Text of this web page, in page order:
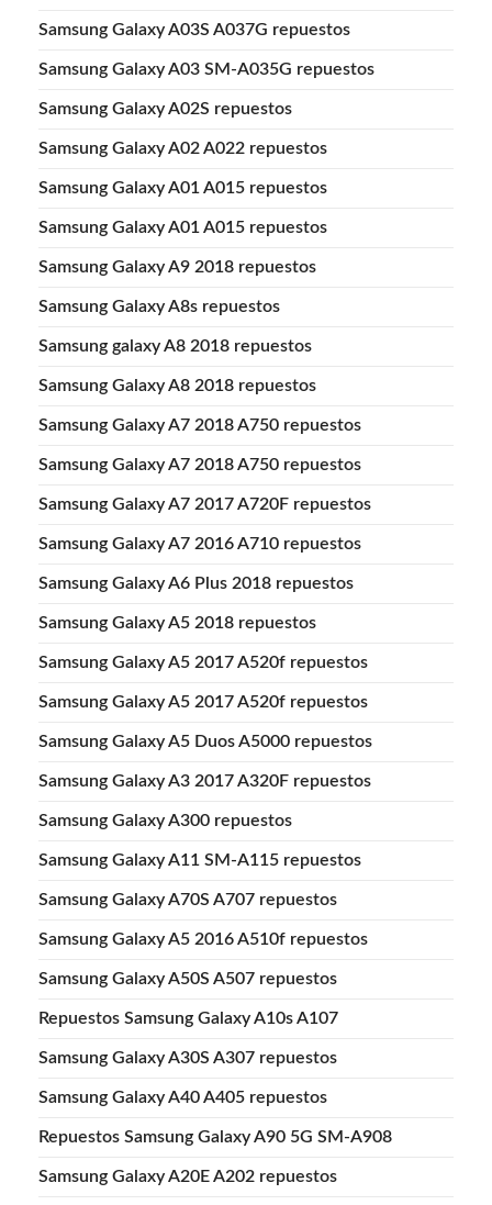
Samsung Galaxy A03S A037G repuestos
Samsung Galaxy A03 SM-A035G repuestos
Samsung Galaxy A02S repuestos
Samsung Galaxy A02 A022 repuestos
Samsung Galaxy A01 A015 repuestos
Samsung Galaxy A01 A015 repuestos
Samsung Galaxy A9 2018 repuestos
Samsung Galaxy A8s repuestos
Samsung galaxy A8 2018 repuestos
Samsung Galaxy A8 2018 repuestos
Samsung Galaxy A7 2018 A750 repuestos
Samsung Galaxy A7 2018 A750 repuestos
Samsung Galaxy A7 2017 A720F repuestos
Samsung Galaxy A7 2016 A710 repuestos
Samsung Galaxy A6 Plus 2018 repuestos
Samsung Galaxy A5 2018 repuestos
Samsung Galaxy A5 2017 A520f repuestos
Samsung Galaxy A5 2017 A520f repuestos
Samsung Galaxy A5 Duos A5000 repuestos
Samsung Galaxy A3 2017 A320F repuestos
Samsung Galaxy A300 repuestos
Samsung Galaxy A11 SM-A115 repuestos
Samsung Galaxy A70S A707 repuestos
Samsung Galaxy A5 2016 A510f repuestos
Samsung Galaxy A50S A507 repuestos
Repuestos Samsung Galaxy A10s A107
Samsung Galaxy A30S A307 repuestos
Samsung Galaxy A40 A405 repuestos
Repuestos Samsung Galaxy A90 5G SM-A908
Samsung Galaxy A20E A202 repuestos